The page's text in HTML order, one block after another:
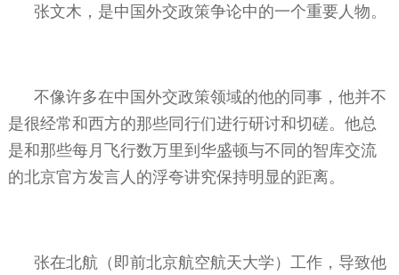
张文木，是中国外交政策争论中的一个重要人物。
不像许多在中国外交政策领域的他的同事，他并不
是很经常和西方的那些同行们进行研讨和切磋。他总
是和那些每月飞行数万里到华盛顿与不同的智库交流
的北京官方发言人的浮夸讲究保持明显的距离。
张在北航（即前北京航空航天大学）工作，导致他